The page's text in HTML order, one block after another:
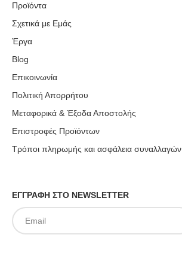
Προϊόντα
Σχετικά με Εμάς
Έργα
Blog
Επικοινωνία
Πολιτική Απορρήτου
Μεταφορικά & Έξοδα Αποστολής
Επιστροφές Προϊόντων
Τρόποι πληρωμής και ασφάλεια συναλλαγών
ΕΓΓΡΑΦΗ ΣΤΟ NEWSLETTER
Email